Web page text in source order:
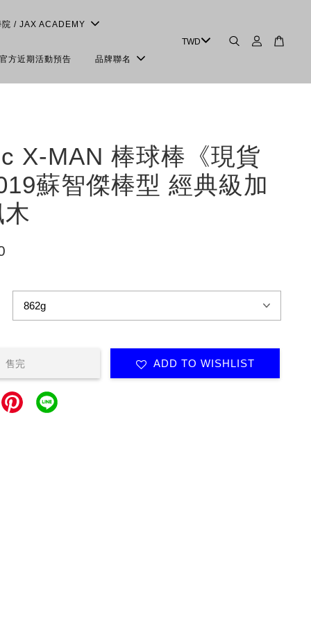
/ JAX ACADEMY
方近期活動預告 品牌聯名
X-MAN 棒球棒《現貨
蘇智傑棒型 經典級加
售完 ADD TO WISHLIST